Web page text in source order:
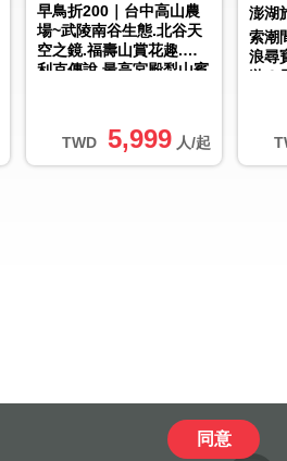
TWD 5,999 人/起
早鳥折200｜台中高山農
場~武陵南谷生態.北谷天
空之鏡.福壽山賞花趣.希
利克傳說.最高宮殿梨山賓
澎湖
索潮
浪尋
遊３
同意